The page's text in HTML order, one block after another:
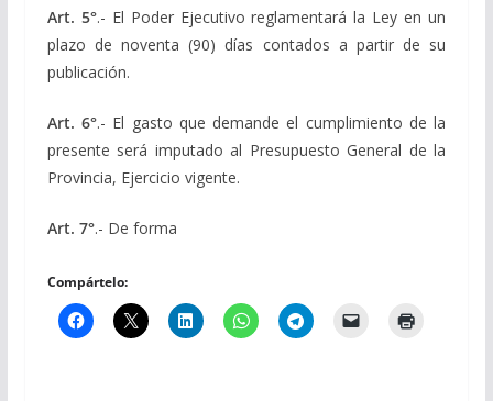
Art. 5°.- El Poder Ejecutivo reglamentará la Ley en un
plazo de noventa (90) días contados a partir de su
publicación.
Art. 6°.- El gasto que demande el cumplimiento de la
presente será imputado al Presupuesto General de la
Provincia, Ejercicio vigente.
Art. 7°.- De forma
Compártelo: